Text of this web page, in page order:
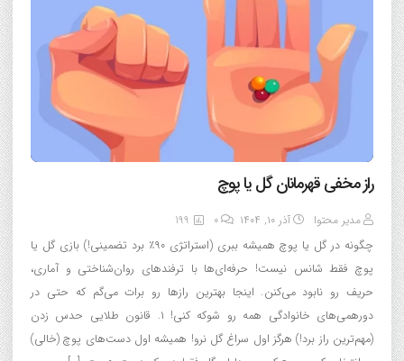
راز مخفی قهرمانان گل یا پوچ
مدیر محتوا آذر ۱۰, ۱۴۰۴ 0
199
چگونه در گل یا پوچ همیشه ببری (استراتژی ۹۰٪ برد تضمینی!) بازی گل یا
پوچ فقط شانس نیست! حرفه‌ای‌ها با ترفندهای روان‌شناختی و آماری،
حریف رو نابود می‌کنن. اینجا بهترین رازها رو برات می‌گم که حتی در
دورهمی‌های خانوادگی همه رو شوکه کنی! ۱. قانون طلایی حدس زدن
(مهم‌ترین راز برد!) هرگز اول سراغ گل نرو! همیشه اول دست‌های پوچ (خالی)